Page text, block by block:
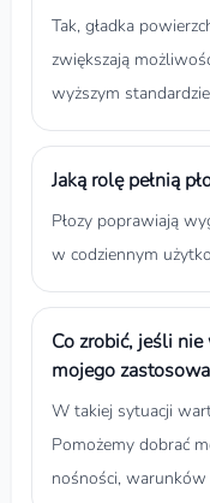
Tak, gładka
zwiększają
wyższym
Jaką rolę pełnią
Płozy poprawiają
w codziennym
Co zrobić, jeśli
mojego
W takiej sytuacji
Pomożemy dobrać
nośności, warunków